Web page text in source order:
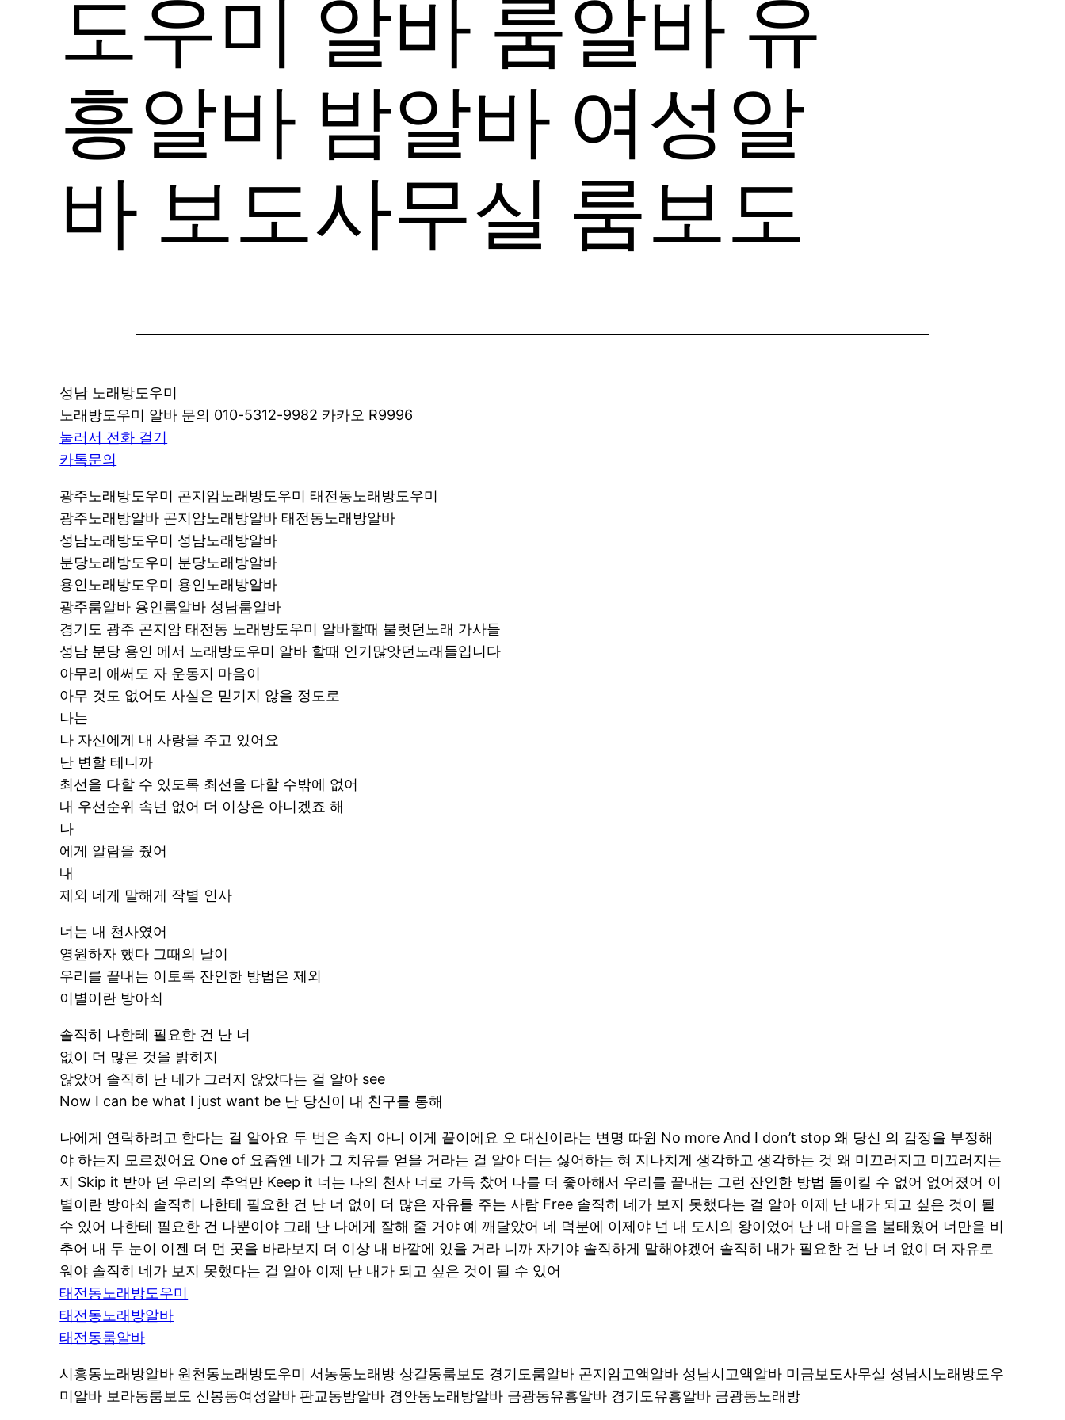
도우미 알바 룸알바 유
흥알바 밤알바 여성알
바 보도사무실 룸보도
성남 노래방도우미
노래방도우미 알바 문의 010-5312-9982 카카오 R9996
눌러서 전화 걸기
카톡문의
광주노래방도우미 곤지암노래방도우미 태전동노래방도우미
광주노래방알바 곤지암노래방알바 태전동노래방알바
성남노래방도우미 성남노래방알바
분당노래방도우미 분당노래방알바
용인노래방도우미 용인노래방알바
광주룸알바 용인룸알바 성남룸알바
경기도 광주 곤지암 태전동 노래방도우미 알바할때 불럿던노래 가사들
성남 분당 용인 에서 노래방도우미 알바 할때 인기많앗던노래들입니다
아무리 애써도 자 운동지 마음이
아무 것도 없어도 사실은 믿기지 않을 정도로
나는
나 자신에게 내 사랑을 주고 있어요
난 변할 테니까
최선을 다할 수 있도록 최선을 다할 수밖에 없어
내 우선순위 속넌 없어 더 이상은 아니겠죠 해
나
에게 알람을 줬어
내
제외 네게 말해게 작별 인사
너는 내 천사였어
영원하자 했다 그때의 날이
우리를 끝내는 이토록 잔인한 방법은 제외
이별이란 방아쇠
솔직히 나한테 필요한 건 난 너
없이 더 많은 것을 밝히지
않았어 솔직히 난 네가 그러지 않았다는 걸 알아 see
Now I can be what I just want be 난 당신이 내 친구를 통해
나에게 연락하려고 한다는 걸 알아요 두 번은 속지 아니 이게 끝이에요 오 대신이라는 변명 따윈 No more And I don’t stop 왜 당신 의 감정을 부정해
야 하는지 모르겠어요 One of 요즘엔 네가 그 치유를 얻을 거라는 걸 알아 더는 싫어하는 혀 지나치게 생각하고 생각하는 것 왜 미끄러지고 미끄러지는
지 Skip it 받아 던 우리의 추억만 Keep it 너는 나의 천사 너로 가득 찼어 나를 더 좋아해서 우리를 끝내는 그런 잔인한 방법 돌이킬 수 없어 없어졌어 이
별이란 방아쇠 솔직히 나한테 필요한 건 난 너 없이 더 많은 자유를 주는 사람 Free 솔직히 네가 보지 못했다는 걸 알아 이제 난 내가 되고 싶은 것이 될
수 있어 나한테 필요한 건 나뿐이야 그래 난 나에게 잘해 줄 거야 예 깨달았어 네 덕분에 이제야 넌 내 도시의 왕이었어 난 내 마을을 불태웠어 너만을 비
추어 내 두 눈이 이젠 더 먼 곳을 바라보지 더 이상 내 바깥에 있을 거라 니까 자기야 솔직하게 말해야겠어 솔직히 내가 필요한 건 난 너 없이 더 자유로
워야 솔직히 네가 보지 못했다는 걸 알아 이제 난 내가 되고 싶은 것이 될 수 있어
태전동노래방도우미
태전동노래방알바
태전동룸알바
시흥동노래방알바 원천동노래방도우미 서농동노래방 상갈동룸보도 경기도룸알바 곤지암고액알바 성남시고액알바 미금보도사무실 성남시노래방도우
미알바 보라동룸보도 신봉동여성알바 판교동밤알바 경안동노래방알바 금광동유흥알바 경기도유흥알바 금광동노래방